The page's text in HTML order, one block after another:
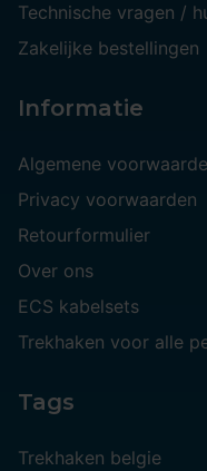
Technische vragen /
Zakelijke bestellingen
Informatie
Algemene
Privacy voorwaarden
Retourformulier
Over ons
ECS kabelsets
Trekhaken voor alle
Tags
Trekhaken belgie